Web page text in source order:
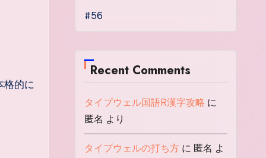
格的に
#56
Recent Comments
タイプウェル国語R漢字攻略 に
匿名 より
タイプウェルの打ち方に 匿名 よ